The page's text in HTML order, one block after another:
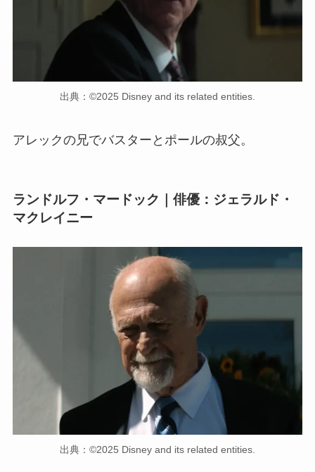
出典：©2025 Disney and its related entities.
アレックの兄でバスターとポールの叔父。
ランドルフ・マードック｜俳優：ジェラルド・
マクレイニー
出典：©2025 Disney and its related entities.